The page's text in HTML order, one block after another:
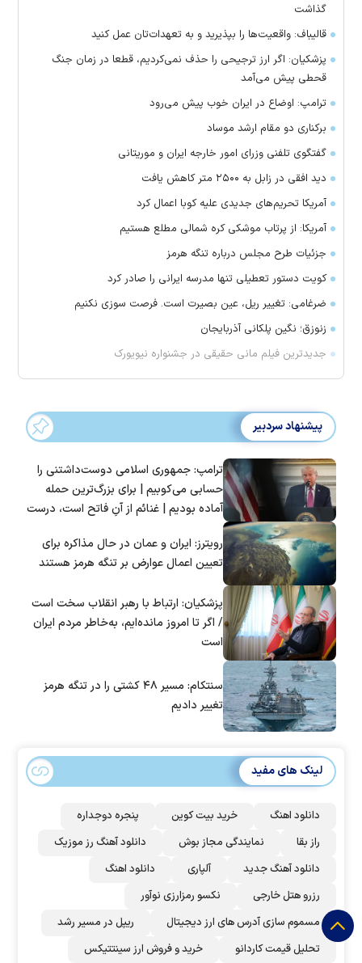
گذاشت
قالیباف: واقعیت‌ها را بپذیرید و به تعهدات‌تان عمل کنید
پزشکیان: اگر ارز ترجیحی را حذف نمی‌کردیم، قطعا در زمان جنگ
قحطی پیش می‌آمد
ترامپ: اوضاع در ایران خوب پیش می‌رود
برکناری دو مقام ارشد موساد
گفتگوی تلفنی وزرای امور خارجه ایران و موریتانی
دید افقی در زابل به ۲۵۰۰ متر کاهش یافت
آمریکا تحریم‌های جدیدی علیه کوبا اعمال کرد
آمریکا: از پرتاب موشکی کره شمالی مطلع هستیم
جزئیات طرح مجلس درباره تنگه هرمز
کویت دستور تعطیلی تنها مدرسه ایرانی را صادر کرد
ضرغامی: تغییر ریل، عین بصیرت است. فرصت سوزی نکنیم
زنوزق؛ نگین پلکانی آذربایجان
جدیدترین فیلم مانی حقیقی در جشنواره نیویورک
پیشنهاد سردبیر
ترامپ: جمهوری اسلامی دوست‌داشتنی را
حسابی می‌کوبیم | برای بزرگ‌ترین حمله
آماده بودیم | غنائم از آنِ فاتح است، درست
رویترز: ایران و عمان در حال مذاکره برای
تعیین اعمال عوارض بر تنگه هرمز هستند
پزشکیان: ارتباط با رهبر انقلاب سخت است
/ اگر تا امروز مانده‌ایم، به‌خاطر مردم ایران
است
سنتکام: مسیر ۴۸ کشتی را در تنگه هرمز
تغییر دادیم
لینک های مفید
دانلود اهنگ خرید بیت کوین
پنجره دوجداره
راز بقا
نمایندگی مجاز بوش
دانلود آهنگ رز‌ موزیک
دانلود آهنگ جدید
آلپاری
دانلود اهنگ
رزرو هتل خارجی
نکسو رمزارزی نوآور
مسموم سازی آدرس های ارز دیجیتال
ریپل در مسیر رشد
تحلیل قیمت کاردانو
خرید و فروش ارز سینتتیکس